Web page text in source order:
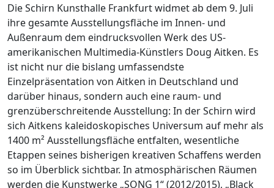
Die Schirn Kunsthalle Frankfurt widmet ab dem 9. Juli
ihre gesamte Ausstellungsfläche im Innen- und
Außenraum dem eindrucksvollen Werk des US-
amerikanischen Multimedia-Künstlers Doug Aitken. Es
ist nicht nur die bislang umfassendste
Einzelpräsentation von Aitken in Deutschland und
darüber hinaus, sondern auch eine raum- und
grenzüberschreitende Ausstellung: In der Schirn wird
sich Aitkens kaleidoskopisches Universum auf mehr als
1400 m² Ausstellungsfläche entfalten, wesentliche
Etappen seines bisherigen kreativen Schaffens werden
so im Überblick sichtbar. In atmosphärischen Räumen
werden die Kunstwerke „SONG 1“ (2012/2015), „Black